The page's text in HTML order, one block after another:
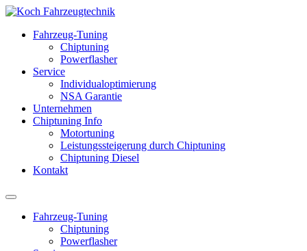
Fahrzeug-Tuning
Chiptuning
Powerflasher
Service
Individualoptimierung
NSA Garantie
Unternehmen
Chiptuning Info
Motortuning
Leistungssteigerung durch Chiptuning
Chiptuning Diesel
Kontakt
Fahrzeug-Tuning
Chiptuning
Powerflasher